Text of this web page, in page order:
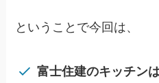
ということで今回は、
富士住建のキッチン